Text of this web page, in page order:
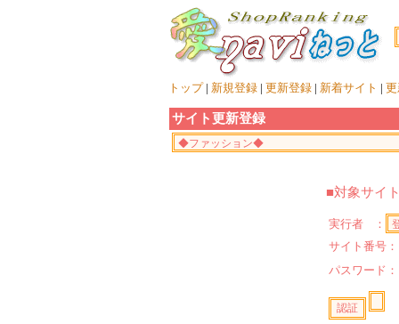
トップ| 新規登録 | 更新登録 | 新着サイト |
サイト更新登録
■対象サイ
実行者 ：
サイト番号：
パスワード